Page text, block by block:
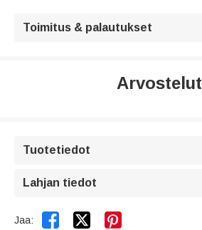
Toimitus & palautukset
Arvostelut
Tuotetiedot
Lahjan tiedot
Jaa:  